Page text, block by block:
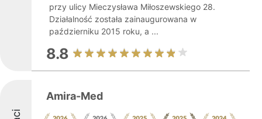
przy ulicy Mieczysława Miłoszewskiego 28.
Działalność została zainaugurowana w
październiku 2015 roku, a ...
8.8
Amira-Med